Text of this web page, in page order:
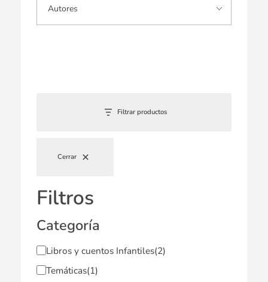
Filtrar productos
Cerrar
Filtros
Categoría
Libros y cuentos Infantiles(2)
Temáticas(1)